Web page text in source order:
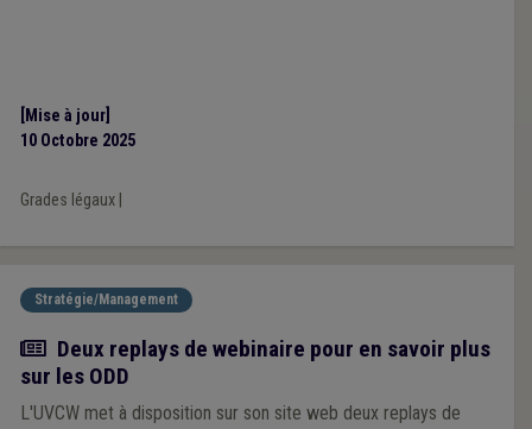
[Mise à jour]
10 Octobre 2025
Grades légaux|
Stratégie/Management
Actualité
Deux replays de webinaire pour en savoir plus
sur les ODD
L'UVCW met à disposition sur son site web deux replays de